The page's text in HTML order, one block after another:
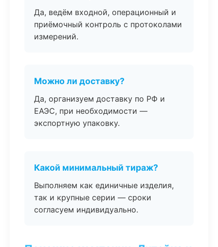
Да, ведём входной, операционный и
приёмочный контроль с протоколами
измерений.
Можно ли доставку?
Да, организуем доставку по РФ и
ЕАЭС, при необходимости —
экспортную упаковку.
Какой минимальный тираж?
Выполняем как единичные изделия,
так и крупные серии — сроки
согласуем индивидуально.